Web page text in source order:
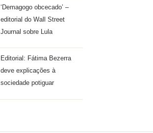
‘Demagogo obcecado’ –
editorial do Wall Street
Journal sobre Lula
Editorial: Fátima Bezerra
deve explicações à
sociedade potiguar